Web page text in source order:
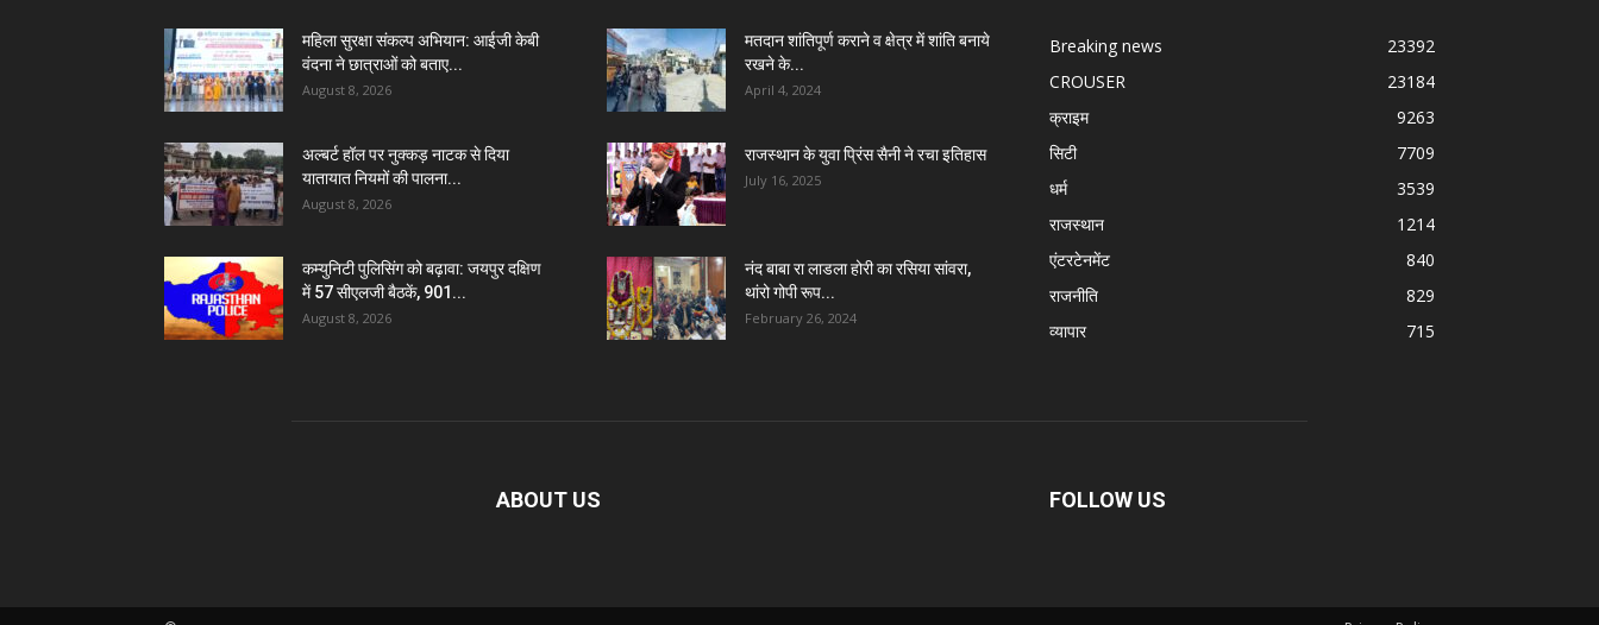
महिला सुरक्षा संकल्प अभियान: आईजी केबी
वंदना ने छात्राओं को बताए...
August 8, 2026
अल्बर्ट हॉल पर नुक्कड़ नाटक से दिया
यातायात नियमों की पालना...
August 8, 2026
कम्युनिटी पुलिसिंग को बढ़ावा: जयपुर दक्षिण
में 57 सीएलजी बैठकें, 901...
August 8, 2026
मतदान शांतिपूर्ण कराने व क्षेत्र में शांति बनाये
रखने के...
April 4, 2024
राजस्थान के युवा प्रिंस सैनी ने रचा इतिहास
July 16, 2025
नंद बाबा रा लाडला होरी का रसिया सांवरा,
थांरो गोपी रूप...
February 26, 2024
Breaking news
23392
CROUSER
23184
क्राइम
9263
सिटी
7709
धर्म
3539
राजस्थान
1214
एंटरटेनमेंट
840
राजनीति
829
व्यापार
715
ABOUT US FOLLOW US